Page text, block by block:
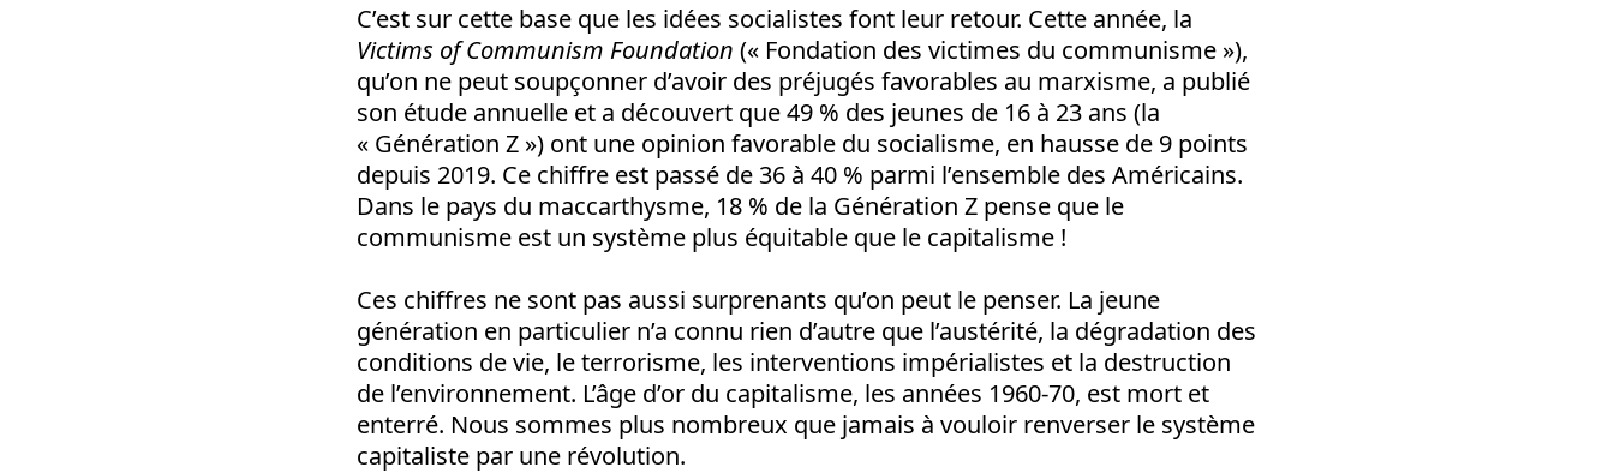
C’est sur cette base que les idées socialistes font leur retour. Cette année, la
Victims of Communism Foundation (« Fondation des victimes du communisme »),
qu’on ne peut soupçonner d’avoir des préjugés favorables au marxisme, a publié
son étude annuelle et a découvert que 49 % des jeunes de 16 à 23 ans (la
« Génération Z ») ont une opinion favorable du socialisme, en hausse de 9 points
depuis 2019. Ce chiffre est passé de 36 à 40 % parmi l’ensemble des Américains.
Dans le pays du maccarthysme, 18 % de la Génération Z pense que le
communisme est un système plus équitable que le capitalisme !
Ces chiffres ne sont pas aussi surprenants qu’on peut le penser. La jeune
génération en particulier n’a connu rien d’autre que l’austérité, la dégradation des
conditions de vie, le terrorisme, les interventions impérialistes et la destruction
de l’environnement. L’âge d’or du capitalisme, les années 1960-70, est mort et
enterré. Nous sommes plus nombreux que jamais à vouloir renverser le système
capitaliste par une révolution.